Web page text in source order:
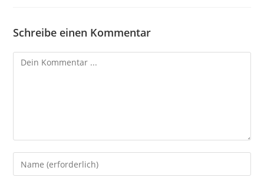
Schreibe einen Kommentar
Kommentieren
Gib
deinen